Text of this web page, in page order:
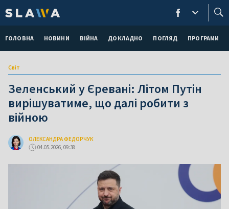
ГОЛОВНА НОВИНИ ВІЙНА ДОКЛАДНО ПОГЛЯД ПРОГРАМИ
Світ
Зеленський у Єревані: Літом Путін
вирішуватиме, що далі робити з
війною
ОЛЕКСАНДРА ФЕДОРЧУК
04.05.2026, 09:38